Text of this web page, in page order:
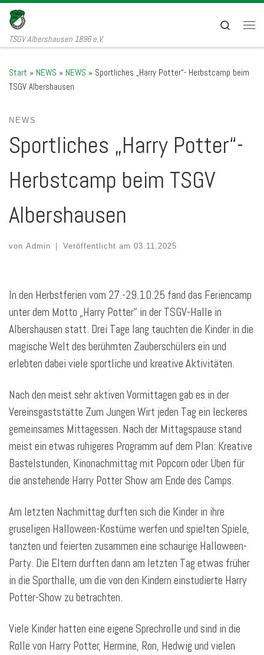
Zum Inhalt springen
TSGV Albershausen 1896 e.V.
Search
Start » NEWS » NEWS » Sportliches „Harry Potter“- Herbstcamp beim
TSGV Albershausen
NEWS
Sportliches „Harry Potter“-
Herbstcamp beim TSGV
Albershausen
von Admin Veröffentlicht am 03.11.2025
In den Herbstferien vom 27.-29.10.25 fand das Feriencamp
unter dem Motto „Harry Potter“ in der TSGV-Halle in
Albershausen statt. Drei Tage lang tauchten die Kinder in die
magische Welt des berühmten Zauberschülers ein und
erlebten dabei viele sportliche und kreative Aktivitäten.
Nach den meist sehr aktiven Vormittagen gab es in der
Vereinsgaststätte Zum Jungen Wirt jeden Tag ein leckeres
gemeinsames Mittagessen. Nach der Mittagspause stand
meist ein etwas ruhigeres Programm auf dem Plan: Kreative
Bastelstunden, Kinonachmittag mit Popcorn oder Üben für
die anstehende Harry Potter Show am Ende des Camps.
Am letzten Nachmittag durften sich die Kinder in ihre
gruseligen Halloween-Kostüme werfen und spielten Spiele,
tanzten und feierten zusammen eine schaurige Halloween-
Party. Die Eltern durften dann am letzten Tag etwas früher
in die Sporthalle, um die von den Kindern einstudierte Harry
Potter-Show zu betrachten.
Viele Kinder hatten eine eigene Sprechrolle und sind in die
Rolle von Harry Potter, Hermine, Ron, Hedwig und vielen